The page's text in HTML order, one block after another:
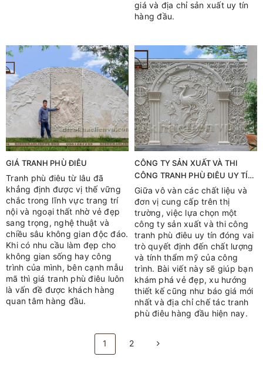
giá và địa chỉ sản xuất uy tín
hàng đầu.
GIÁ TRANH PHÙ ĐIÊU
Tranh phù điêu từ lâu đã
khẳng định được vị thế vững
chắc trong lĩnh vực trang trí
nội và ngoại thất nhờ vẻ đẹp
sang trọng, nghệ thuật và
chiều sâu không gian độc đáo.
Khi có nhu cầu làm đẹp cho
không gian sống hay công
trình của mình, bên cạnh mẫu
mã thì giá tranh phù điêu luôn
là vấn đề được khách hàng
quan tâm hàng đầu.
CÔNG TY SẢN XUẤT VÀ THI
CÔNG TRANH PHÙ ĐIÊU UY TÍN
TẠI VIỆT NAM
Giữa vô vàn các chất liệu và
đơn vị cung cấp trên thị
trường, việc lựa chọn một
công ty sản xuất và thi công
tranh phù điêu uy tín đóng vai
trò quyết định đến chất lượng
và tính thẩm mỹ của công
trình. Bài viết này sẽ giúp bạn
khám phá vẻ đẹp, xu hướng
thiết kế cũng như báo giá mới
nhất và địa chỉ chế tác tranh
phù điêu hàng đầu hiện nay.
1 2